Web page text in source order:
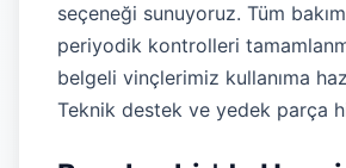
seçeneği sunuyoruz. Tüm
periyodik kontrolleri
belgeli vinçlerimiz kullanıma
Teknik destek ve yedek parça